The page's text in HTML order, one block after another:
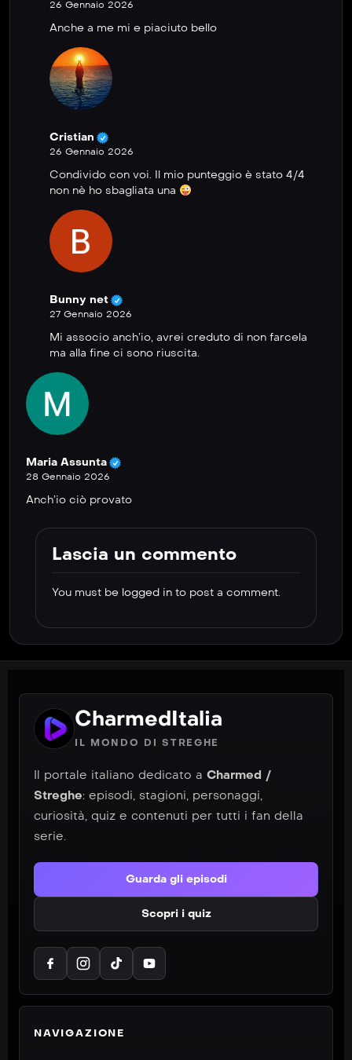
26 Gennaio 2026
Anche a me mi e piaciuto bello
Cristian
26 Gennaio 2026
Condivido con voi. Il mio punteggio è stato 4/4
non nè ho sbagliata una
Bunny net
27 Gennaio 2026
Mi associo anch’io, avrei creduto di non farcela
ma alla fine ci sono riuscita.
Maria Assunta
28 Gennaio 2026
Anch’io ciò provato
Lascia un commento
You must be logged in to post a comment.
CharmedItalia
IL MONDO DI STREGHE
Il portale italiano dedicato a Charmed /
Streghe: episodi, stagioni, personaggi,
curiosità, quiz e contenuti per tutti i fan della
serie.
Guarda gli episodi
Scopri i quiz
NAVIGAZIONE